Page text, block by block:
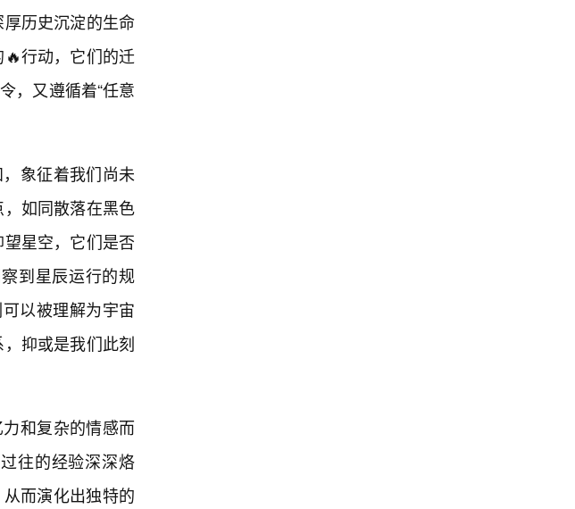
历史沉淀的生命
行动，它们的迁
，又遵循着“任意
象征着我们尚未
如同散落在黑色
星空，它们是否
到星辰运行的规
以被理解为宇宙
抑或是我们此刻
和复杂的情感而
往的经验深深烙
而演化出独特的